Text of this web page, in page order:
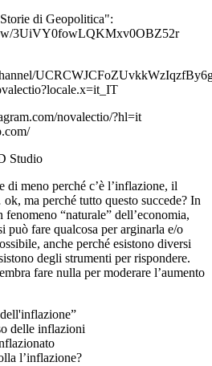
di Geopolitica":
3UiVY0fowLQKMxv0OBZ52r
novalectio/?hl=it
Studio
di meno perché c’è l’inflazione, il
ma perché tutto questo succede? In
“naturale” dell’economia,
può fare qualcosa per arginarla e/o
anche perché esistono diversi
degli strumenti per rispondere.
fare nulla per moderare l’aumento
delle inflazioni
l’inflazione?